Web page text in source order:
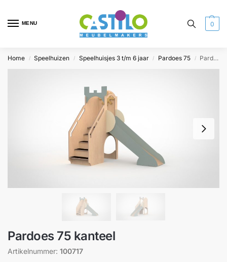
MENU 0
Home / Speelhuizen / Speelhuisjes 3 t/m 6 jaar / Pardoes 75 / Pardoes 75 kanteel
Pardoes 75 kanteel
Artikelnummer: 100717